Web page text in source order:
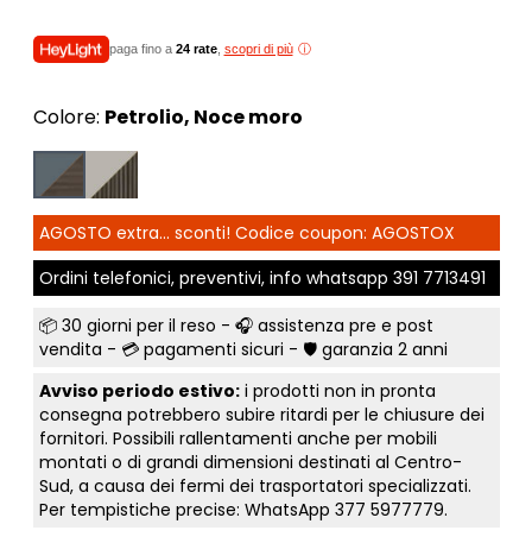
paga fino a 24 rate, scopri di più
Colore: Petrolio, Noce moro
AGOSTO extra... sconti! Codice coupon: AGOSTOX
Ordini telefonici, preventivi, info whatsapp 391 7713491
📦 30 giorni per il reso - 🎧 assistenza pre e post
vendita - 💳 pagamenti sicuri - 🛡️ garanzia 2 anni
Avviso periodo estivo:i prodotti non in pronta
consegna potrebbero subire ritardi per le chiusure dei
fornitori. Possibili rallentamenti anche per mobili
montati o di grandi dimensioni destinati al Centro-
Sud, a causa dei fermi dei trasportatori specializzati.
Per tempistiche precise: WhatsApp 377 5977779.